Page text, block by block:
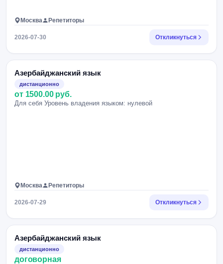
Москва Репетиторы
2026-07-30 Откликнуться
Азербайджанский язык
дистанционно
от 1500.00 руб.
Для себя Уровень владения языком: нулевой
Москва Репетиторы
2026-07-29 Откликнуться
Азербайджанский язык
дистанционно
договорная